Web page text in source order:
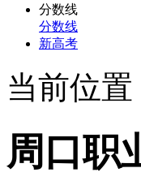
分数线
分数线
新高考
当前位置
周口职